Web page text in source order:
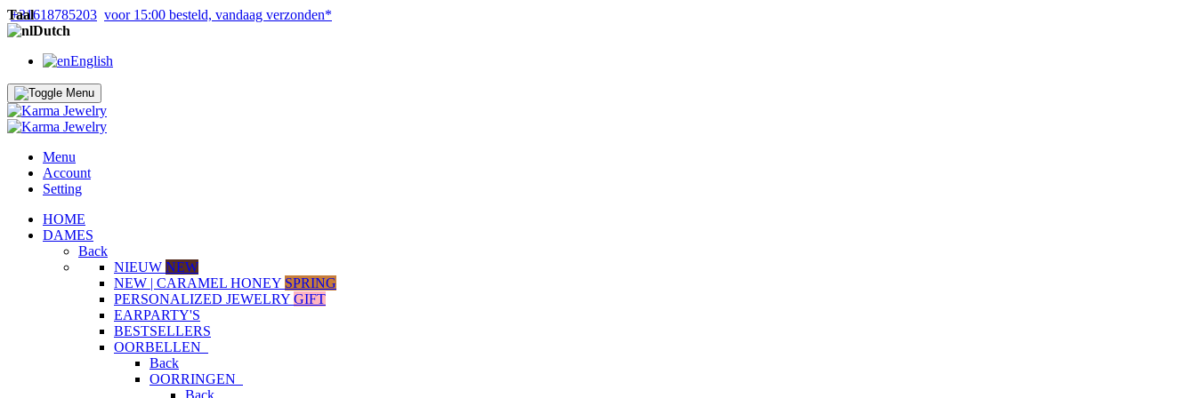
+31618785203 voor 15:00 besteld, vandaag verzonden*
Taal
Dutch
English
Menu
Account
Setting
HOME
DAMES
Back
NIEUW NEW
NEW | CARAMEL HONEY SPRING
PERSONALIZED JEWELRY GIFT
EARPARTY'S
BESTSELLERS
OORBELLEN
Back
OORRINGEN
Back